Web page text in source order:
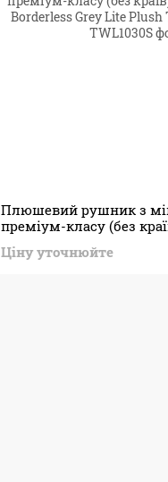
Плюшевий рушник з
преміум-класу (без
Polishes Borderless Grey
(40х40см)
Ціну уточнюйте